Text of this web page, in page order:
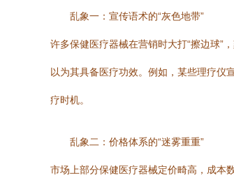
乱象一：宣传语术的“灰色地带”
许多保健医疗器械在营销时大打“擦边球”
以为其具备医疗功效。例如，某些理疗仪
疗时机。
乱象二：价格体系的“迷雾重重”
市场上部分保健医疗器械定价畸高，成本